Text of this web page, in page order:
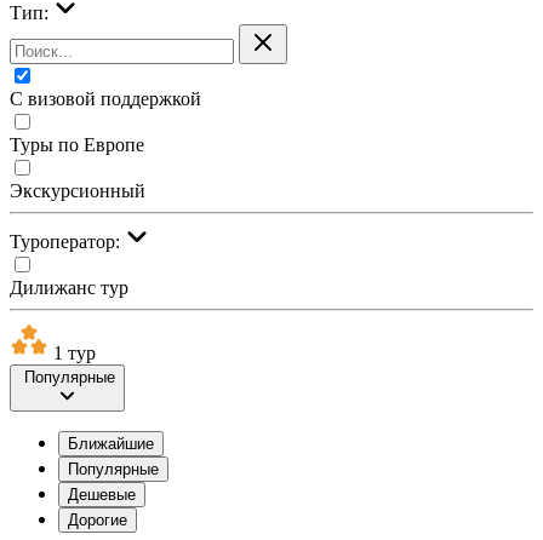
Тип:
С визовой поддержкой
Туры по Европе
Экскурсионный
Туроператор:
Дилижанс тур
1 тур
Популярные
Ближайшие
Популярные
Дешевые
Дорогие